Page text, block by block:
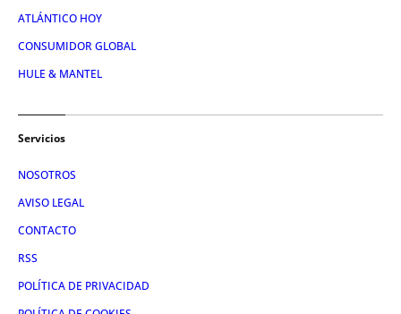
ATLÁNTICO HOY
CONSUMIDOR GLOBAL
HULE & MANTEL
Servicios
NOSOTROS
AVISO LEGAL
CONTACTO
RSS
POLÍTICA DE PRIVACIDAD